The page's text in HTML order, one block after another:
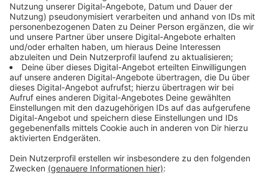
Mit einem Fäll-LKW unterstützt der Stadtbetrieb auch
die Feuerwehr Aachen bei den Aufräumarbeiten, zwei
weitere Teams der Baumkolonne holen mit Hilfe von
Hubarbeitsbühnen die Astbrüche aus den Bäumen.
Zusätzlich arbeitet ein Team kleinere Schäden auf.
Der Aachener Stadtbetrieb kontrolliert alle
öffentlichen Grünanlagen, Friedhöfe und Spielplätze
auf offensichtliche Sturmschäden. Es wird empfohlen,
die Anlagen vorerst zu meiden, da die Mitarbeitenden
für die Kontrollen, wegen der großen Menge an
Bäumen und Anlagen, einige Tage benötigen.